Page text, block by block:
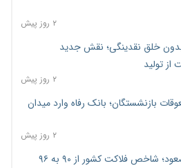
۲ روز پیش
خلق نقدینگی؛ نقش جدید
تولید
۲ روز پیش
۸۰ همت معوقات بازنشستگان؛ بانک رفاه وارد میدان
۲ روز پیش
فشار اقتصادی در مسیر صعود؛ شاخص فلاکت کشور از ۹۰ به ۹۶